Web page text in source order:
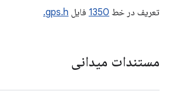
تعریف در خط 1350 فایل gps.h.
مستندات میدانی